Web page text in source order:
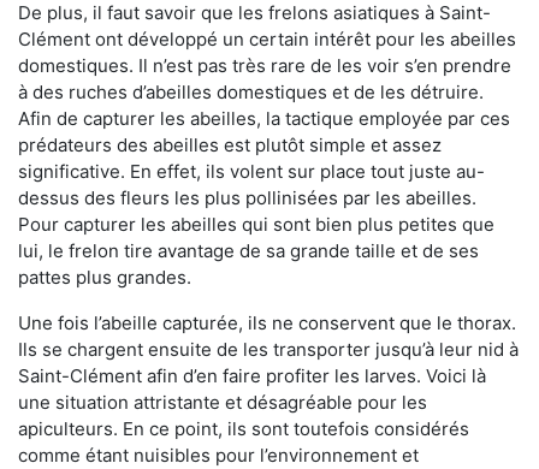
De plus, il faut savoir que les frelons asiatiques à Saint-
Clément ont développé un certain intérêt pour les abeilles
domestiques. Il n’est pas très rare de les voir s’en prendre
à des ruches d’abeilles domestiques et de les détruire.
Afin de capturer les abeilles, la tactique employée par ces
prédateurs des abeilles est plutôt simple et assez
significative. En effet, ils volent sur place tout juste au-
dessus des fleurs les plus pollinisées par les abeilles.
Pour capturer les abeilles qui sont bien plus petites que
lui, le frelon tire avantage de sa grande taille et de ses
pattes plus grandes.
Une fois l’abeille capturée, ils ne conservent que le thorax.
Ils se chargent ensuite de les transporter jusqu’à leur nid à
Saint-Clément afin d’en faire profiter les larves. Voici là
une situation attristante et désagréable pour les
apiculteurs. En ce point, ils sont toutefois considérés
comme étant nuisibles pour l’environnement et